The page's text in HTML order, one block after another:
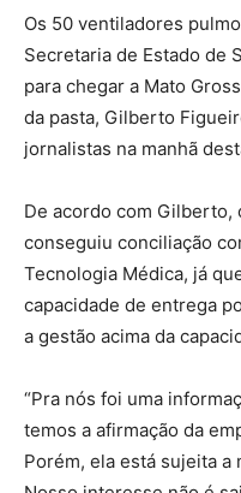
Os 50 ventiladores
Secretaria de Estado de
para chegar a Mato
da pasta, Gilberto
jornalistas na manhã
De acordo com Gilberto,
conseguiu conciliação
Tecnologia Médica, já
capacidade de entrega
a gestão acima da
“Pra nós foi uma
temos a afirmação da
Porém, ela está sujeita